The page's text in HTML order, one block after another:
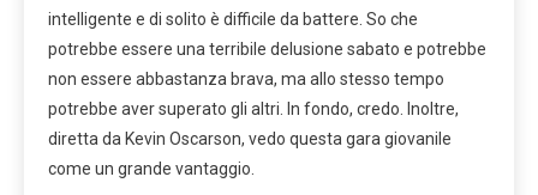
intelligente e di solito è difficile da battere. So che
potrebbe essere una terribile delusione sabato e potrebbe
non essere abbastanza brava, ma allo stesso tempo
potrebbe aver superato gli altri. In fondo, credo. Inoltre,
diretta da Kevin Oscarson, vedo questa gara giovanile
come un grande vantaggio.